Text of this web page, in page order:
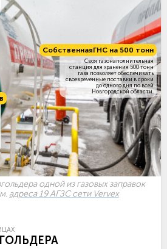
СобственнаяГНС на 500 тонн
Своя газонаполнительная
станция для хранения 500 тонн
газа позволяет обеспечивать
своевременные поставки в сроки
до одного дня по всей
Новгородской области.
одной из газовых заправок
адреса 19 АГЗС сети Vervex